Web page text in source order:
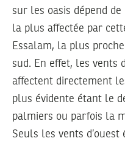
sur les oasis dépend de
la plus affectée par
Essalam, la plus
sud. En effet, les vents
affectent directement
plus évidente étant le
palmiers ou parfois la
Seuls les vents